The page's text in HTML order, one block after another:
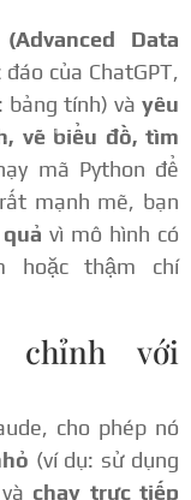
Data
của ChatGPT,
bảng tính) và yêu
vẽ biểu đồ, tìm
mã Python để
mạnh mẽ, bạn
vì mô hình có
hoặc thậm chí
chỉnh với
cho phép nó
(ví dụ: sử dụng
chạy trực tiếp